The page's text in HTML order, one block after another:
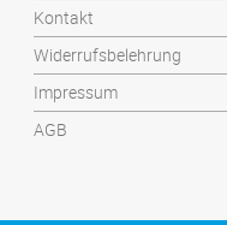
Kontakt
Widerrufsbelehrung
Impressum
AGB